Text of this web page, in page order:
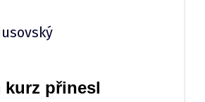
kurz přinesl